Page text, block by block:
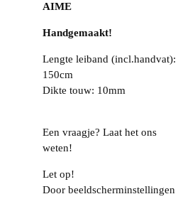
AIME
Handgemaakt!
Lengte leiband (incl.handvat):
150cm
Dikte touw: 10mm
Een vraagje? Laat het ons
weten!
Let op!
Door beeldscherminstellingen